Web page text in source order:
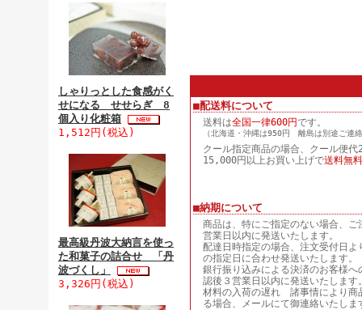
しゃりっとした食感がく
せになる せせらぎ 8
個入り化粧箱
1,512円(税込)
最高級丹波大納言を使っ
た和菓子の詰合せ 「丹
波づくし」
3,326円(税込)
■配送料について
送料は全国一律600円です。
（北海道・沖縄は950円 離島は別途ご連
クール指定商品の場合、クール便代
15,000円以上お買い上げで送料無
■納期について
商品は、特にご指定のない場合、ご
営業日以内に発送いたします。
配達日時指定の場合、注文受付日よ
の指定日に合わせ発送いたします。
銀行振り込みによる決済のお客様へ
認後３営業日以内に発送いたします
材料の入荷の遅れ 諸事情により商
る場合、メールにて御連絡いたしま